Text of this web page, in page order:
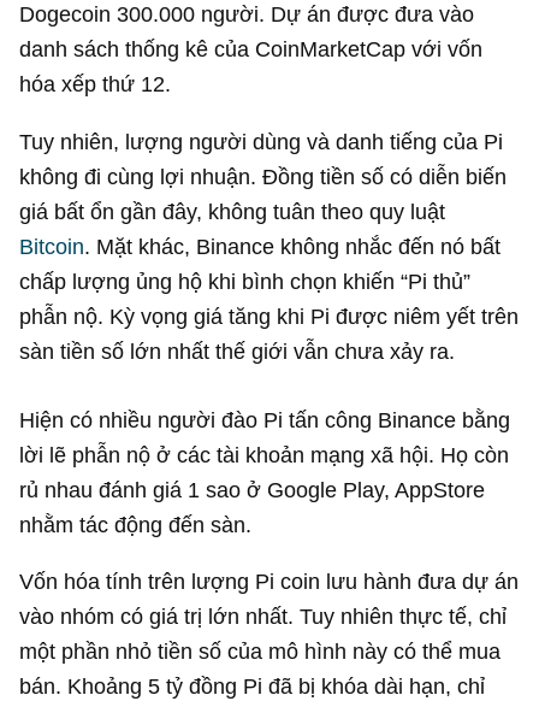
Dogecoin 300.000 người. Dự án được đưa vào
danh sách thống kê của CoinMarketCap với vốn
hóa xếp thứ 12.
Tuy nhiên, lượng người dùng và danh tiếng của Pi
không đi cùng lợi nhuận. Đồng tiền số có diễn biến
giá bất ổn gần đây, không tuân theo quy luật
Bitcoin. Mặt khác, Binance không nhắc đến nó bất
chấp lượng ủng hộ khi bình chọn khiến “Pi thủ”
phẫn nộ. Kỳ vọng giá tăng khi Pi được niêm yết trên
sàn tiền số lớn nhất thế giới vẫn chưa xảy ra.
Hiện có nhiều người đào Pi tấn công Binance bằng
lời lẽ phẫn nộ ở các tài khoản mạng xã hội. Họ còn
rủ nhau đánh giá 1 sao ở Google Play, AppStore
nhằm tác động đến sàn.
Vốn hóa tính trên lượng Pi coin lưu hành đưa dự án
vào nhóm có giá trị lớn nhất. Tuy nhiên thực tế, chỉ
một phần nhỏ tiền số của mô hình này có thể mua
bán. Khoảng5 tỷ đồng Pi đã bị khóa dài hạn, chỉ